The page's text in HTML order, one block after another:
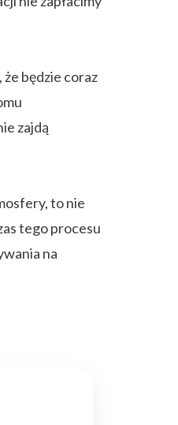
będzie coraz
zajdą
to nie
tego procesu
na